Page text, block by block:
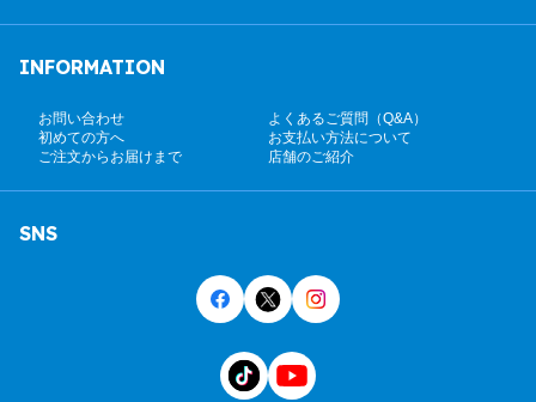
INFORMATION
お問い合わせ
よくあるご質問（Q&A）
初めての方へ
お支払い方法について
ご注文からお届けまで
店舗のご紹介
SNS